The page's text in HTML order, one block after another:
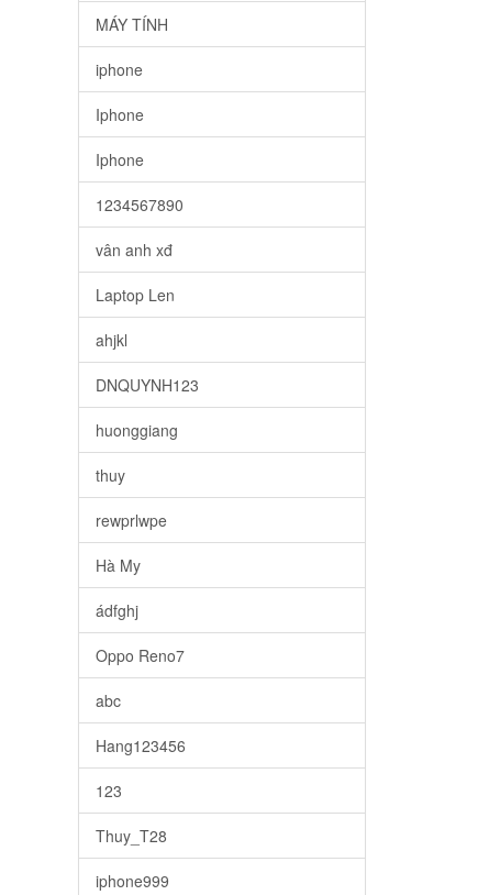
MÁY TÍNH
iphone
Iphone
Iphone
1234567890
vân anh xđ
Laptop Len
ahjkl
DNQUYNH123
huonggiang
thuy
rewprlwpe
Hà My
ádfghj
Oppo Reno7
abc
Hang123456
123
Thuy_T28
iphone999